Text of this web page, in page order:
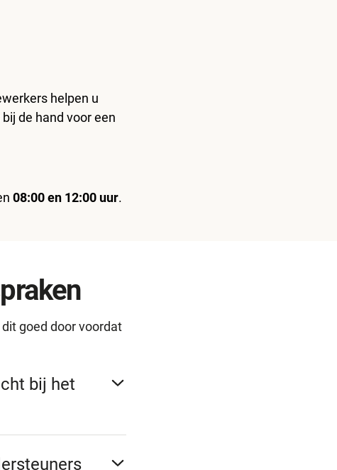
helpen u
de hand voor een
08:00 en 12:00 uur.
goed door voordat
bij het